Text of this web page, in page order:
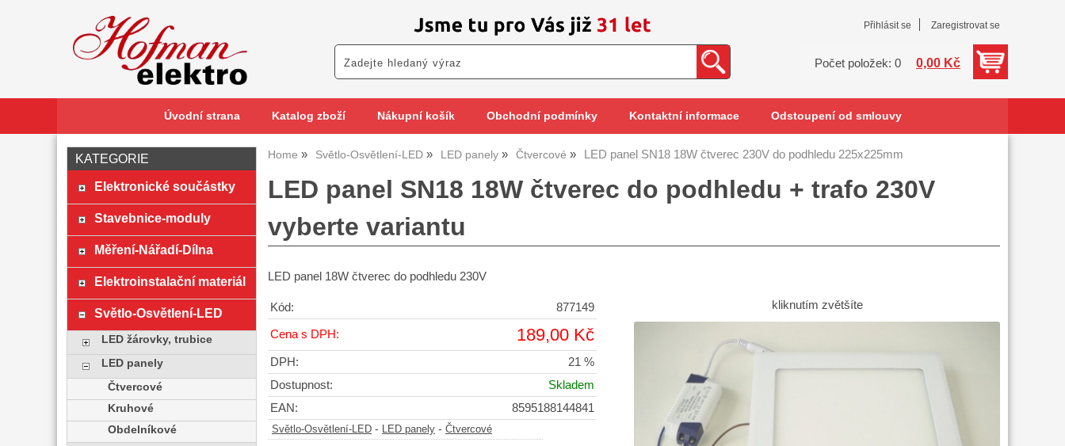
Přihlásit se Zaregistrovat se
Počet položek: 0 0,00 Kč
Úvodní strana Katalog zboží Nákupní košík Obchodní podmínky Kontaktní informace Odstoupení od smlouvy
Home Světlo-Osvětlení-LED LED panely Čtvercové LED panel SN18 18W čtverec 230V do podhledu 225x225mm
LED panel SN18 18W čtverec do podhledu + trafo 230V
vyberte variantu
LED panel 18W čtverec do podhledu 230V
kliknutím zvětšíte
Kód: 877149
Cena s DPH: 189,00 Kč
DPH:
21 %
Dostupnost:
Skladem
EAN:
8595188144841
Světlo-Osvětlení-LED - LED panely - Čtvercové
KATEGORIE
Elektronické součástky
Stavebnice-moduly
Měření-Nářadí-Dílna
Elektroinstalační materiál
Světlo-Osvětlení-LED
LED žárovky, trubice
LED panely
Čtvercové
Kruhové
Obdelníkové